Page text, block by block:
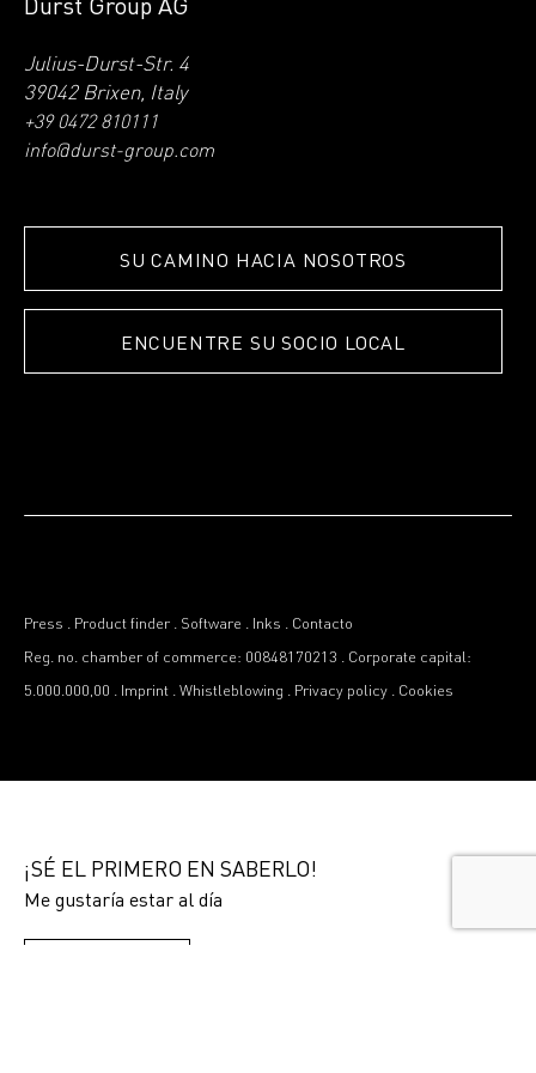
Julius-Durst-Str. 4
39042 Brixen, Italy
+39 0472 810111
info@durst-group.com
SU CAMINO HACIA NOSOTROS
ENCUENTRE SU SOCIO LOCAL
Press Product finder Software Inks Contacto
Reg. no. chamber of commerce: 00848170213 Corporate capital:
5.000.000,00 Imprint Whistleblowing Privacy policy Cookies
¡SÉ EL PRIMERO EN SABERLO!
Me gustaría estar al día